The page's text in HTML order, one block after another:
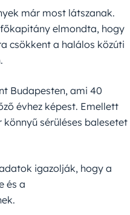
már most látszanak.
elmondta, hogy
csökkent a halálos közúti
Budapesten, ami 40
évhez képest. Emellett
sérüléses balesetet
igazolják, hogy a
és a